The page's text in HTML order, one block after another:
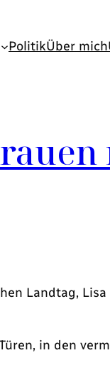
PolitikÜber mich
Landtag,
in den